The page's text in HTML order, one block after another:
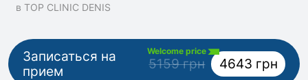
в TOP CLINIC DENIS
Записаться на
прием
Welcome price
5159 грн 4643 грн